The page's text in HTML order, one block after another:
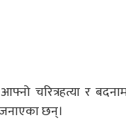
चरित्रहत्या र
जनाएका छन्।